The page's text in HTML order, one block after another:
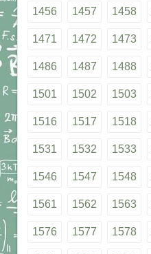
1456 1457 1458
1471 1472 1473
1486 1487 1488
1501 1502 1503
1516 1517 1518
1531 1532 1533
1546 1547 1548
1561 1562 1563
1576 1577 1578